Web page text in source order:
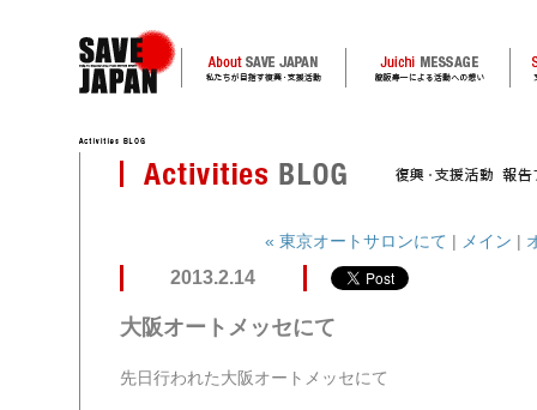
« 東京オートサロンにて | メイン |
2013.2.14
大阪オートメッセにて
先日行われた大阪オートメッセにて